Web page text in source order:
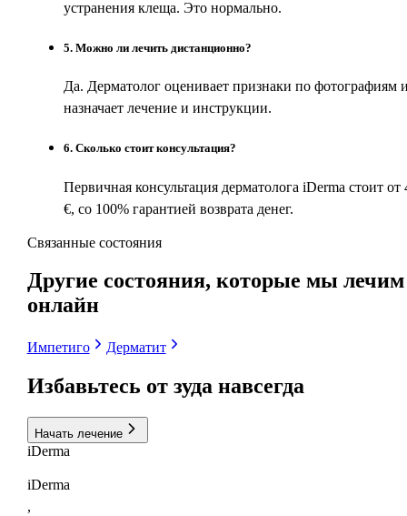
устранения клеща. Это нормально.
5. Можно ли лечить дистанционно?
Да. Дерматолог оценивает признаки по фотографиям
назначает лечение и инструкции.
6. Сколько стоит консультация?
Первичная консультация дерматолога iDerma стоит от
€, со 100% гарантией возврата денег.
Связанные состояния
Другие состояния, которые мы лечим
онлайн
Импетиго Дерматит
Избавьтесь от зуда навсегда
Начать лечение
iDerma
iDerma
,